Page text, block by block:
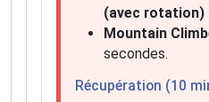
(avec rotation)
Mountain
secondes.
Récupération (10